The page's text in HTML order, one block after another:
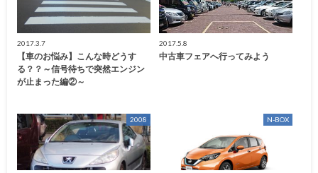
2017.3.7
【車のお悩み】こんな時どうす
る？？～信号待ちで突然エンジン
が止まった編②～
2017.5.8
中古車フェアへ行ってみよう
2008 N-BOX